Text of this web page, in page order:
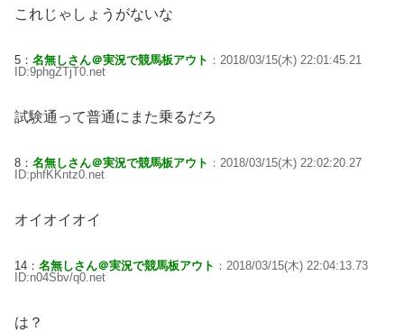
これじゃしょうがないな
5： 名無しさん＠実況で競馬板アウト ：2018/03/15(木) 22:01:45.21
ID:9phgZTjT0.net
試験通って普通にまた乗るだろ
8： 名無しさん＠実況で競馬板アウト ：2018/03/15(木) 22:02:20.27
ID:phfKKntz0.net
オイオイオイ
14： 名無しさん＠実況で競馬板アウト ：2018/03/15(木) 22:04:13.73
ID:n04Sbv/q0.net
は？